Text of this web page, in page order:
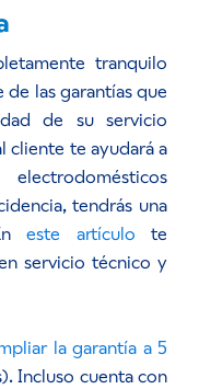
tranquilo
las garantías que
de su servicio
cliente te ayudará a
tendrás una
este artículo te
servicio técnico y
la garantía a 5
Incluso cuenta con